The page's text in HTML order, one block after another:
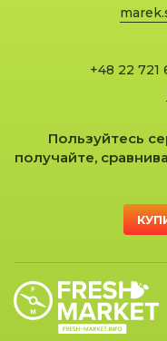
+48 22 721
Пользуйтесь
получайте,